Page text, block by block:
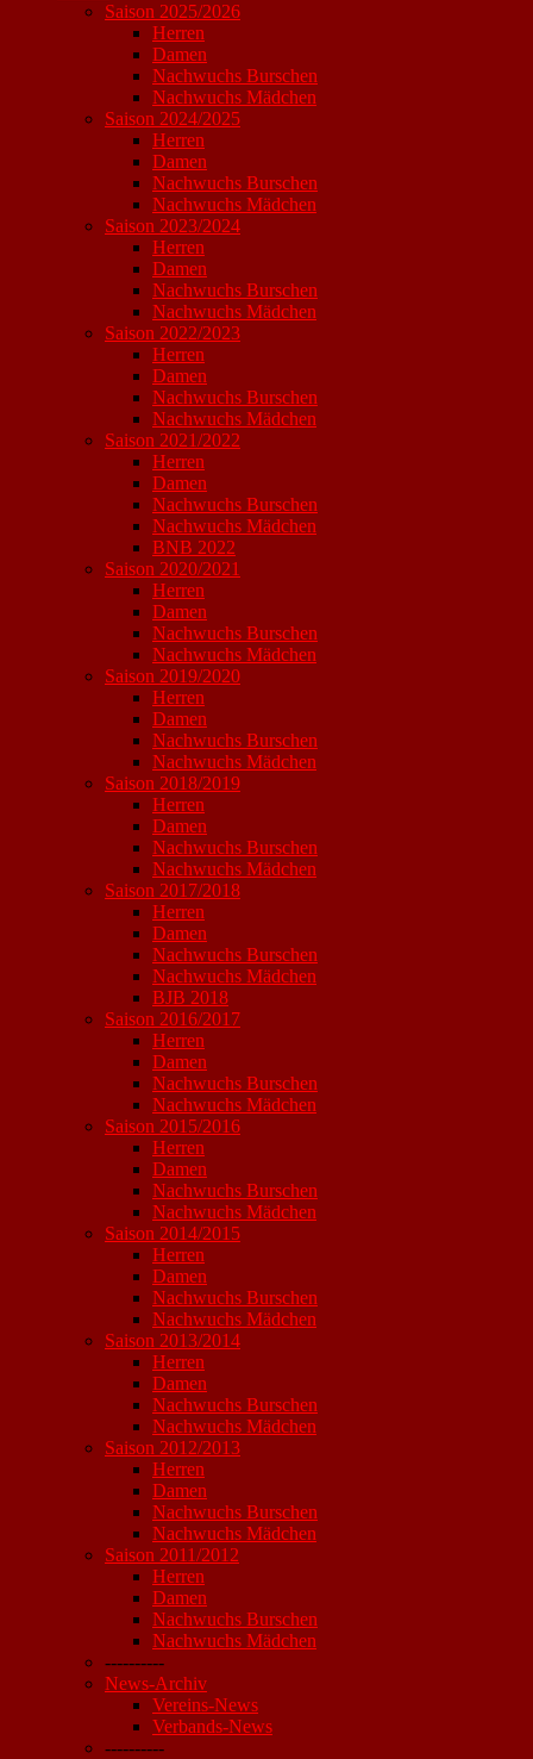
Saison 2025/2026
Herren
Damen
Nachwuchs Burschen
Nachwuchs Mädchen
Saison 2024/2025
Herren
Damen
Nachwuchs Burschen
Nachwuchs Mädchen
Saison 2023/2024
Herren
Damen
Nachwuchs Burschen
Nachwuchs Mädchen
Saison 2022/2023
Herren
Damen
Nachwuchs Burschen
Nachwuchs Mädchen
Saison 2021/2022
Herren
Damen
Nachwuchs Burschen
Nachwuchs Mädchen
BNB 2022
Saison 2020/2021
Herren
Damen
Nachwuchs Burschen
Nachwuchs Mädchen
Saison 2019/2020
Herren
Damen
Nachwuchs Burschen
Nachwuchs Mädchen
Saison 2018/2019
Herren
Damen
Nachwuchs Burschen
Nachwuchs Mädchen
Saison 2017/2018
Herren
Damen
Nachwuchs Burschen
Nachwuchs Mädchen
BJB 2018
Saison 2016/2017
Herren
Damen
Nachwuchs Burschen
Nachwuchs Mädchen
Saison 2015/2016
Herren
Damen
Nachwuchs Burschen
Nachwuchs Mädchen
Saison 2014/2015
Herren
Damen
Nachwuchs Burschen
Nachwuchs Mädchen
Saison 2013/2014
Herren
Damen
Nachwuchs Burschen
Nachwuchs Mädchen
Saison 2012/2013
Herren
Damen
Nachwuchs Burschen
Nachwuchs Mädchen
Saison 2011/2012
Herren
Damen
Nachwuchs Burschen
Nachwuchs Mädchen
----------
News-Archiv
Vereins-News
Verbands-News
----------